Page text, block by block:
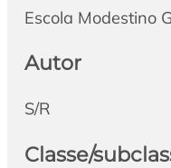
Escola Modestino
Autor
S/R
Classe/